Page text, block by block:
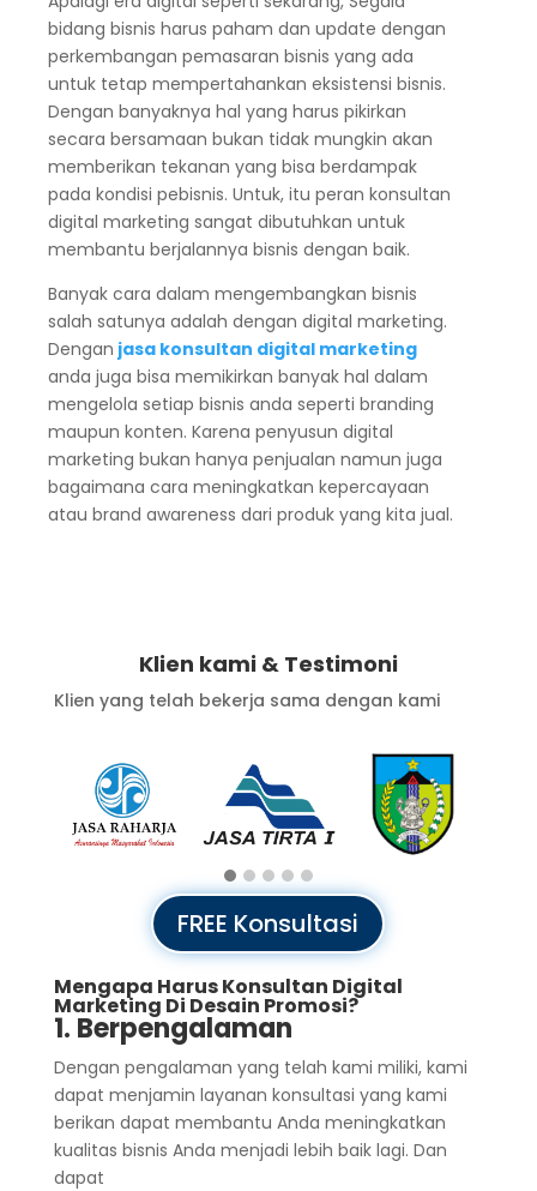
bidang bisnis harus paham dan update dengan
perkembangan pemasaran bisnis yang ada
untuk tetap mempertahankan eksistensi bisnis.
Dengan banyaknya hal yang harus pikirkan
secara bersamaan bukan tidak mungkin akan
memberikan tekanan yang bisa berdampak
pada kondisi pebisnis. Untuk, itu peran konsultan
digital marketing sangat dibutuhkan untuk
membantu berjalannya bisnis dengan baik.
Banyak cara dalam mengembangkan bisnis
salah satunya adalah dengan digital marketing.
Dengan jasa konsultan digital marketing
anda juga bisa memikirkan banyak hal dalam
mengelola setiap bisnis anda seperti branding
maupun konten. Karena penyusun digital
marketing bukan hanya penjualan namun juga
bagaimana cara meningkatkan kepercayaan
atau brand awareness dari produk yang kita jual.
Klien kami & Testimoni
Klien yang telah bekerja sama dengan kami
FREE Konsultasi
Mengapa Harus Konsultan Digital
Marketing Di Desain Promosi?
1. Berpengalaman
Dengan pengalaman yang telah kami miliki, kami
dapat menjamin layanan konsultasi yang kami
berikan dapat membantu Anda meningkatkan
kualitas bisnis Anda menjadi lebih baik lagi. Dan
dapat